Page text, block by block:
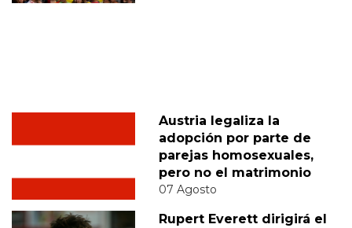
Austria legaliza la
adopción por parte de
parejas homosexuales,
pero no el matrimonio
07 Agosto
Rupert Everett dirigirá el